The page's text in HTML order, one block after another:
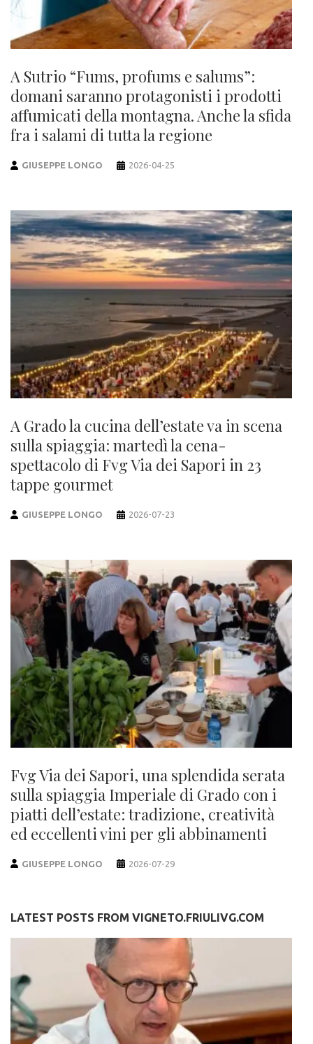
A Sutrio “Fums, profums e salums”:
domani saranno protagonisti i prodotti
affumicati della montagna. Anche la sfida
fra i salami di tutta la regione
GIUSEPPE LONGO 2026-04-25
A Grado la cucina dell’estate va in scena
sulla spiaggia: martedì la cena-
spettacolo di Fvg Via dei Sapori in 23
tappe gourmet
GIUSEPPE LONGO 2026-07-23
Fvg Via dei Sapori, una splendida serata
sulla spiaggia Imperiale di Grado con i
piatti dell’estate: tradizione, creatività
ed eccellenti vini per gli abbinamenti
GIUSEPPE LONGO 2026-07-29
LATEST POSTS FROM VIGNETO.FRIULIVG.COM